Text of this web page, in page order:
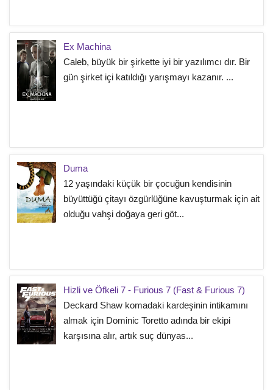
Ex Machina
Caleb, büyük bir şirkette iyi bir yazılımcı dır. Bir
gün şirket içi katıldığı yarışmayı kazanır. ...
Duma
12 yaşındaki küçük bir çocuğun kendisinin
büyüttüğü çitayı özgürlüğüne kavuşturmak için ait
olduğu vahşi doğaya geri göt...
Hizli ve Öfkeli 7 - Furious 7 (Fast & Furious 7)
Deckard Shaw komadaki kardeşinin intikamını
almak için Dominic Toretto adında bir ekipi
karşısına alır, artık suç dünyas...